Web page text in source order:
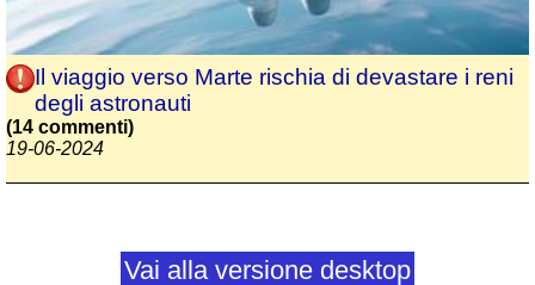
Il viaggio verso Marte rischia di devastare i reni
degli astronauti
(14 commenti)
19-06-2024
Vai alla versione desktop